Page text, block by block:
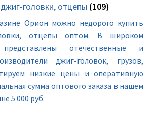
джиг-головки, отцепы (109)
Орион можно недорого купить
отцепы оптом. В широком
представлены отечественные и
джиг-головок, грузов,
низкие цены и оперативную
сумма оптового заказа в нашем
5 000 руб.